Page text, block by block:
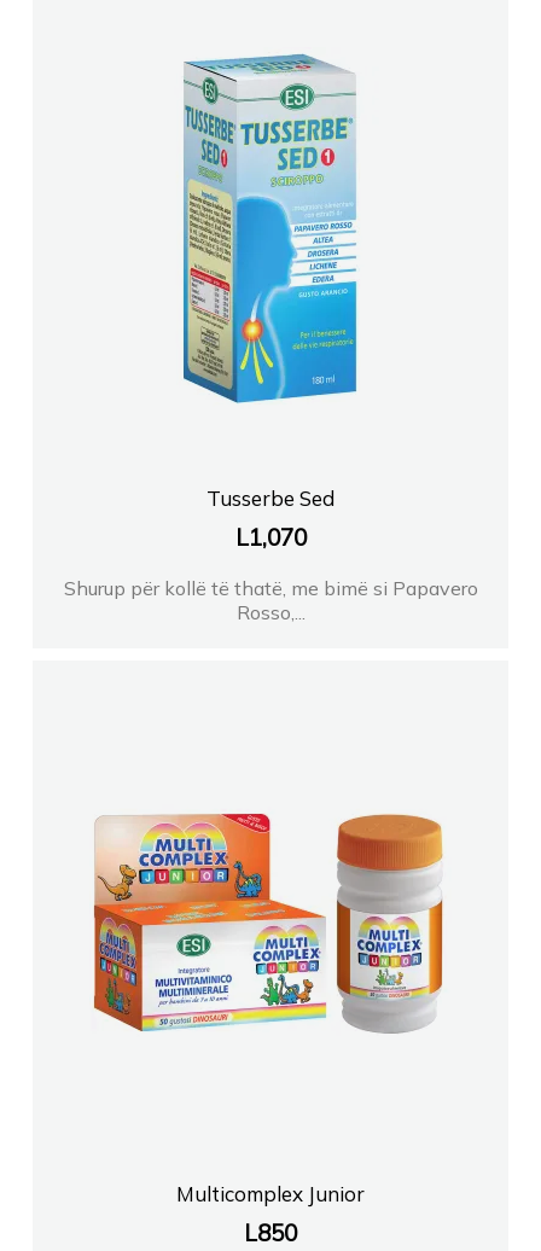
Tusserbe Sed
L1,070
Shurup për kollë të thatë, me bimë si Papavero
Rosso,...
Multicomplex Junior
L850